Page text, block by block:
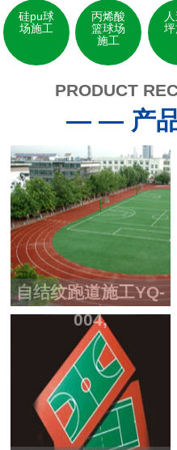
硅pu球
场施工
丙烯酸
篮球场
施工
PRODUCT
— — 产
自结纹跑道施工YQ-
004,